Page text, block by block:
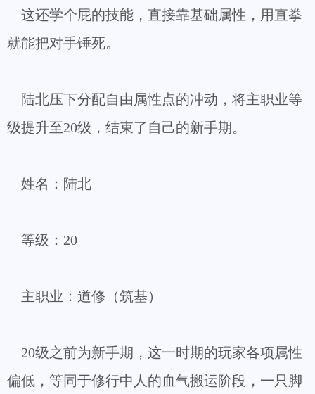
这还学个屁的技能，直接靠基础属性，用直拳
就能把对手锤死。
陆北压下分配自由属性点的冲动，将主职业等
级提升至20级，结束了自己的新手期。
姓名：陆北
等级：20
主职业：道修（筑基）
20级之前为新手期，这一时期的玩家各项属性
偏低，等同于修行中人的血气搬运阶段，一只脚